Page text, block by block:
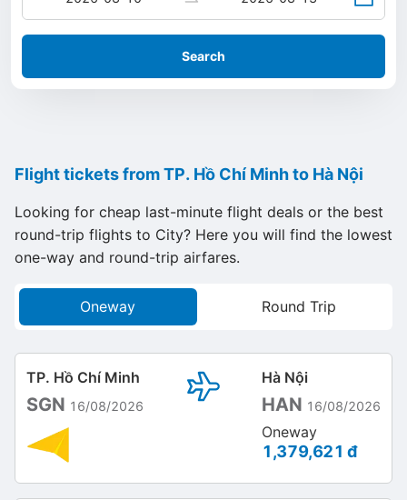
Search
Flight tickets from TP. Hồ Chí Minh to Hà Nội
Looking for cheap last-minute flight deals or the best
round-trip flights to City? Here you will find the lowest
one-way and round-trip airfares.
Oneway Round Trip
TP. Hồ Chí Minh
SGN 16/08/2026
Hà Nội
HAN 16/08/2026
Oneway
1,379,621 đ